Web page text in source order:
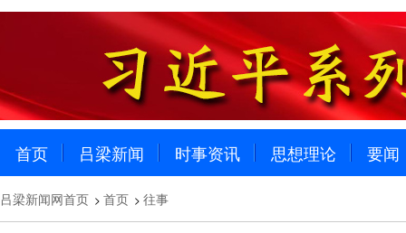
首页 吕梁新闻 时事资讯 思想理论 要闻
吕梁新闻网首页 > 首页 > 往事